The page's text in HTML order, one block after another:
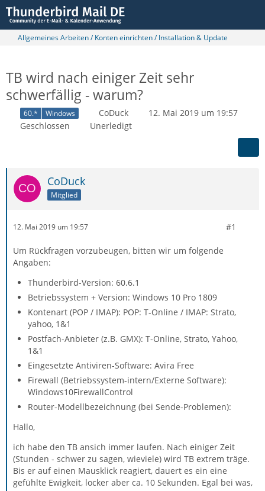
Allgemeines Arbeiten / Konten einrichten / Installation & Update
TB wird nach einiger Zeit sehr
schwerfällig - warum?
60.* Windows CoDuck
12. Mai 2019 um 19:57
Geschlossen
Unerledigt
CoDuck
Mitglied
12. Mai 2019 um 19:57 #1
Um Rückfragen vorzubeugen, bitten wir um folgende
Angaben:
Thunderbird-Version: 60.6.1
Betriebssystem + Version: Windows 10 Pro 1809
Kontenart (POP / IMAP): POP: T-Online / IMAP: Strato,
yahoo, 1&1
Postfach-Anbieter (z.B. GMX): T-Online, Strato, Yahoo,
1&1
Eingesetzte Antiviren-Software: Avira Free
Firewall (Betriebssystem-intern/Externe Software):
Windows10FirewallControl
Router-Modellbezeichnung (bei Sende-Problemen):
Hallo,
ich habe den TB ansich immer laufen. Nach einiger Zeit
(Stunden - schwer zu sagen, wieviele) wird TB extrem träge.
Bis er auf einen Mausklick reagiert, dauert es ein eine
gefühlte Ewigkeit, locker aber ca. 10 Sekunden. Egal bei was,